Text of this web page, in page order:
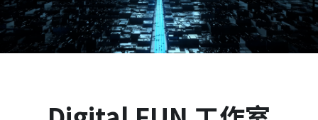
沉浸式展厅
演出及发布会
视觉特效设计
TD书籍
联系我们
简体中文